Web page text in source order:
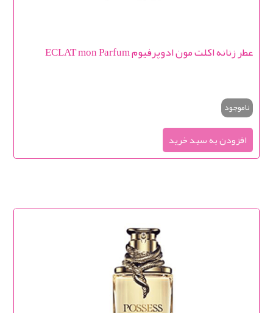
عطر زنانه اکلت مون ادوپرفیوم ECLAT mon Parfum
ناموجود